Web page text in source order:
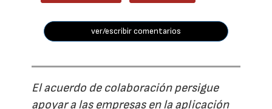
ver/escribir comentarios
El acuerdo de colaboración persigue
apoyar a las empresas en la aplicación